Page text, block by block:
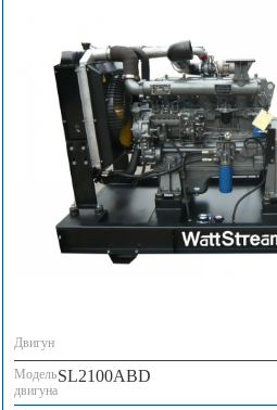
Двигун
Модель
двигуна
SL2100ABD